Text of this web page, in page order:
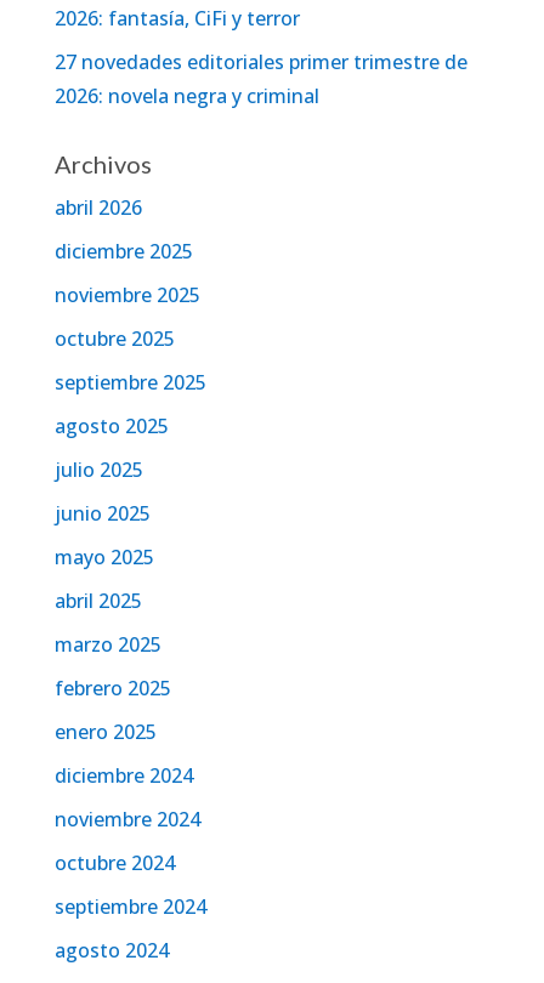
2026: fantasía, CiFi y terror
27 novedades editoriales primer trimestre de
2026: novela negra y criminal
Archivos
abril 2026
diciembre 2025
noviembre 2025
octubre 2025
septiembre 2025
agosto 2025
julio 2025
junio 2025
mayo 2025
abril 2025
marzo 2025
febrero 2025
enero 2025
diciembre 2024
noviembre 2024
octubre 2024
septiembre 2024
agosto 2024